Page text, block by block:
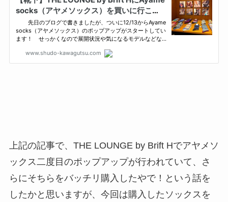
上記の記事で、THE LOUNGE by Brift Hでアヤメソ
ックス二度目のポップアップが行われていて、さ
らにそちらをバッチリ購入したやで！という話を
したかと思いますが、今回は購入したソックスを